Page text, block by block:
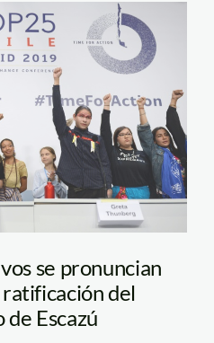
se pronuncian
del
Escazú